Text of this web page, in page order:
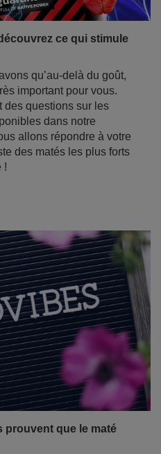
ce qui stimule
qu’au-delà du goût,
important pour vous.
des questions sur les
dans notre
allons répondre à votre
des matés les plus forts
!
prouvent que le maté